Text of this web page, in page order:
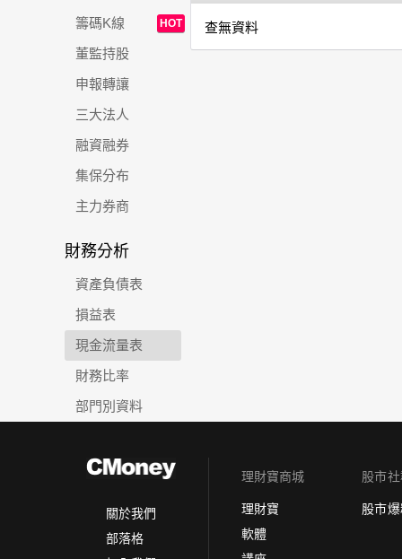
籌碼K線 HOT
董監持股
申報轉讓
三大法人
融資融券
集保分布
主力券商
財務分析
資產負債表
損益表
現金流量表
財務比率
部門別資料
查無資料
關於我們
部落格
理財寶商城
理財寶
軟體
股市
股市